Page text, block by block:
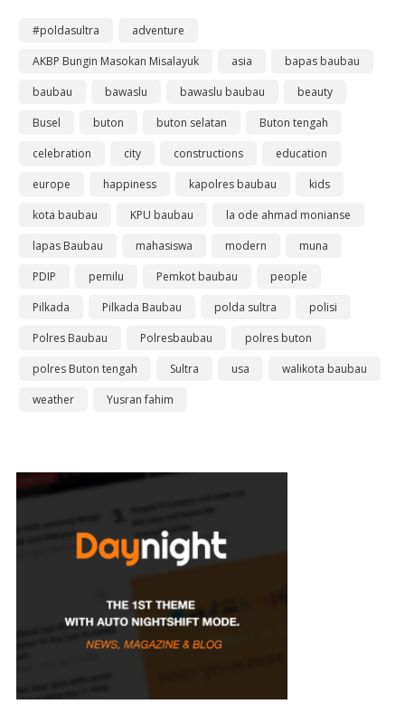
#poldasultra
adventure
AKBP Bungin Masokan Misalayuk
asia
bapas baubau
baubau
bawaslu bawaslu baubau
beauty
Busel
buton buton selatan
Buton tengah
celebration
city constructions
education
europe
happiness kapolres baubau
kids
kota baubau
KPU baubau
la ode ahmad monianse
lapas Baubau
mahasiswa modern
muna
PDIP
pemilu Pemkot baubau
people
Pilkada
Pilkada Baubau polda sultra
polisi
Polres Baubau
Polresbaubau
polres buton
polres Buton tengah
Sultra usa
walikota baubau
weather
Yusran fahim